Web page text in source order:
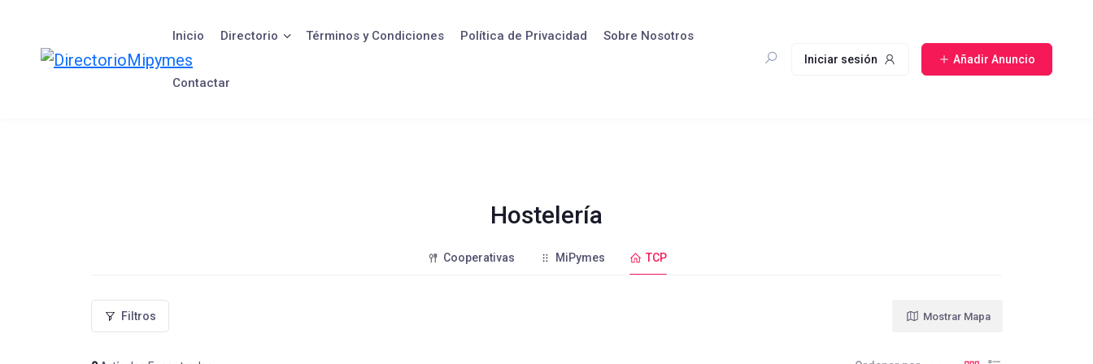
contenido
Inicio Directorio Términos y Condiciones Política de Privacidad Sobre Nosotros
Contactar
Iniciar sesión Añadir Anuncio
Hostelería
Cooperativas MiPymes TCP
Filtros Mostrar Mapa